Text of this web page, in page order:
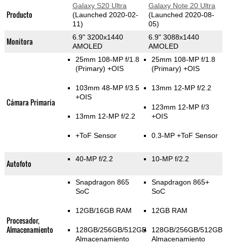
Producto
Galaxy S20 Ultra
(Launched 2020-02-
11)
Galaxy Note 20 Ultra
(Launched 2020-08-
05)
Monitora
6.9" 3200x1440
AMOLED
6.9" 3088x1440
AMOLED
Cámara Primaria
25mm 108-MP f/1.8
(Primary) +OIS
103mm 48-MP f/3.5
+OIS
13mm 12-MP f/2.2
+ToF Sensor
25mm 108-MP f/1.8
(Primary) +OIS
13mm 12-MP f/2.2
123mm 12-MP f/3
+OIS
0.3-MP +ToF Sensor
Autofoto 40-MP f/2.2 10-MP f/2.2
Procesador,
Almacenamiento
Snapdragon 865
SoC
12GB/16GB RAM
128GB/256GB/512GB
Almacenamiento
Snapdragon 865+
SoC
12GB RAM
128GB/256GB/512GB
Almacenamiento